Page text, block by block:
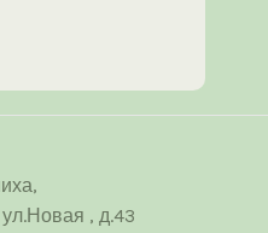
, д.43